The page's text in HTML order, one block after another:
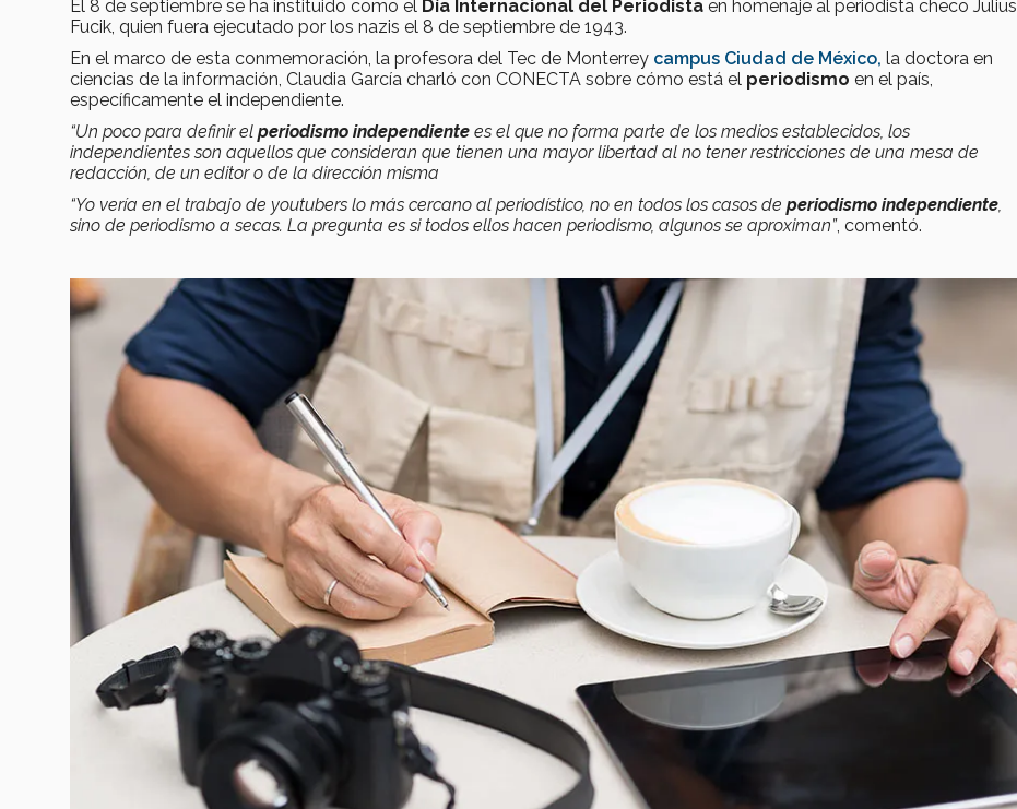
El 8 de septiembre se ha instituido como el Día Internacional del Periodista en homenaje al periodista checo Julius
Fucik, quien fuera ejecutado por los nazis el 8 de septiembre de 1943.
En el marco de esta conmemoración, la profesora del Tec de Monterrey campus Ciudad de México, la doctora en
ciencias de la información, Claudia García charló con CONECTA sobre cómo está el periodismo en el país,
específicamente el independiente.
“Un poco para definir el periodismo independiente es el que no forma parte de los medios establecidos, los
independientes son aquellos que consideran que tienen una mayor libertad al no tener restricciones de una mesa de
redacción, de un editor o de la dirección misma
“Yo vería en el trabajo de youtubers lo más cercano al periodístico, no en todos los casos de periodismo independiente
sino de periodismo a secas. La pregunta es si todos ellos hacen periodismo, algunos se aproximan”, comentó.